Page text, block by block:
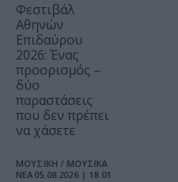
Φεστιβάλ
Αθηνών
Επιδαύρου
2026: Ένας
προορισμός –
δύο
παραστάσεις
που δεν πρέπει
να χάσετε
ΜΟΥΣΙΚΗ / ΜΟΥΣΙΚΑ
ΝΕΑ 05.08.2026 | 18.01